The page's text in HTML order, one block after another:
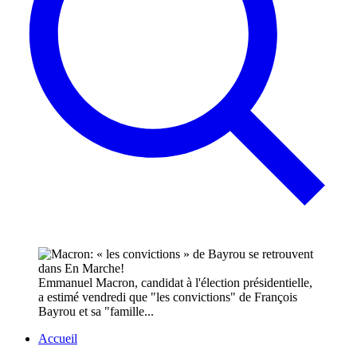
Emmanuel Macron, candidat à l'élection présidentielle,
a estimé vendredi que "les convictions" de François
Bayrou et sa "famille...
Accueil